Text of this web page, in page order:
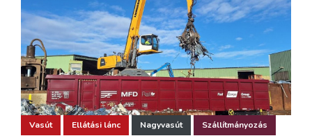
Vasút Ellátási lánc Nagyvasút Szállítmányozás